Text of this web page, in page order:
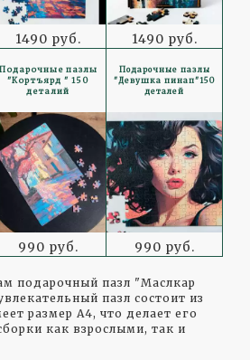
1490 руб. 1490 руб.
Подарочные пазлы
"Кортъярд " 150
деталий
990 руб.
Подарочные пазлы
"Девушка пинап"150
деталей
990 руб.
подарочный пазл "Маслкар
пазл состоит из
размер А4, что делает его
как взрослыми, так и